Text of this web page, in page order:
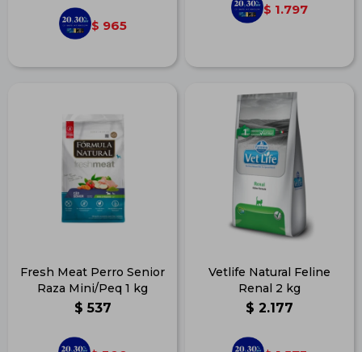
$ 965
$ 1.797
Fresh Meat Perro Senior
Raza Mini/Peq 1 kg
$ 537
Vetlife Natural Feline
Renal 2 kg
$ 2.177